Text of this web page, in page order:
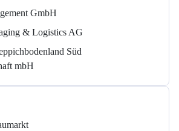
GmbH
& Logistics AG
Süd
mbH